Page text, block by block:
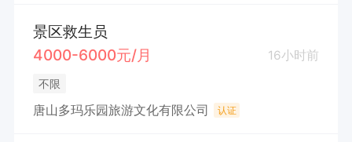
景区救生员
4000-6000元/月
16小时前
不限
唐山多玛乐园旅游文化有限公司 认证